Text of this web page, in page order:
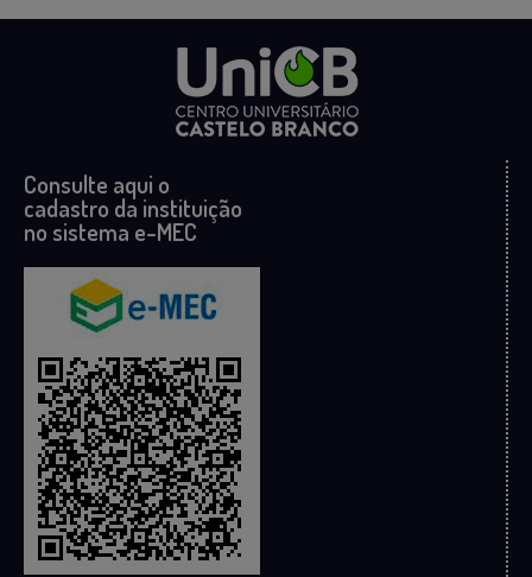
Consulte aqui o
cadastro da instituição
no sistema e-MEC